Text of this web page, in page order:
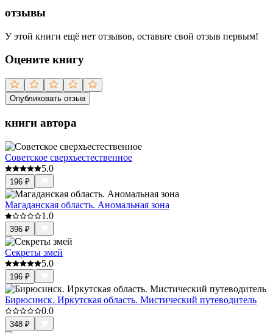
отзывы
У этой книги ещё нет отзывов, оставьте свой отзыв первым!
Оцените книгу
Опубликовать отзыв
книги автора
Советское сверхъестественное
5.0
196 ₽
Магаданская область. Аномальная зона
1.0
396 ₽
Секреты змей
5.0
196 ₽
Бирюсинск. Иркутская область. Мистический путеводитель
0.0
348 ₽